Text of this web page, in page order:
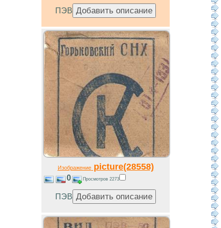
ПЭВ
Изображениеpicture(28558)
0 Просмотров 2273
ПЭВ